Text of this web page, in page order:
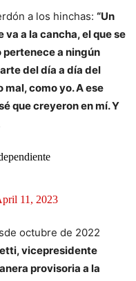
a los hinchas: “Un
va a la cancha, el que se
pertenece a ningún
del día a día del
mal, como yo. A ese
que creyeron en mí. Y
11, 2023
octubre de 2022
vicepresidente
provisoria a la